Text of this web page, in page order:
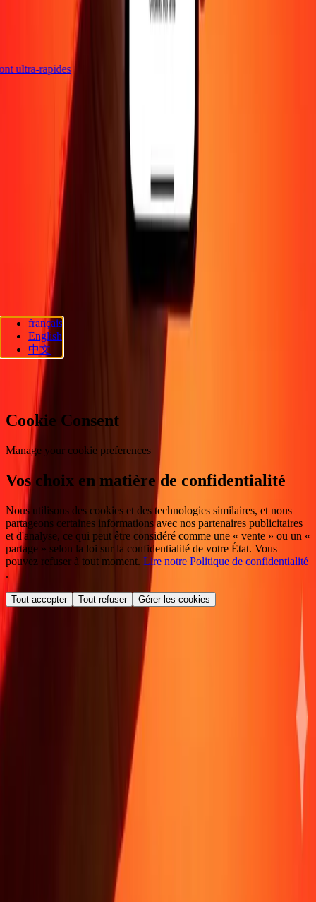
ultra-rapides
Blog
Envoyer de l'argent en
Entreprise Devenir agent
Devenir affilié
Politique de confidentialité
Avis sur les cookies
Promotion Prévention de la fraude
d'accessibilité
Suivez-nous
Ria Lithuania UAB. © 2026 Dandelion Payments, Inc. Tous droits
réservés.
Préférences en matière de cookies
français
English
中文
Cookie Consent
Manage your cookie preferences
Vos choix en matière de confidentialité
Nous utilisons des cookies et des technologies similaires, et nous
partageons certaines informations avec nos partenaires publicitaires
et d'analyse, ce qui peut être considéré comme une « vente » ou un «
partage » selon la loi sur la confidentialité de votre État. Vous
pouvez refuser à tout moment. Lire notre Politique de confidentialité
.
Tout accepter Tout refuser Gérer les cookies